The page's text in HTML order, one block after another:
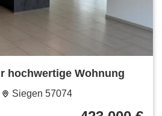
hochwertige Wohnung
Siegen 57074